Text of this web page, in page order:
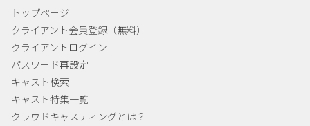
トップページ
クライアント会員登録（無料）
クライアントログイン
パスワード再設定
キャスト検索
キャスト特集一覧
クラウドキャスティングとは？